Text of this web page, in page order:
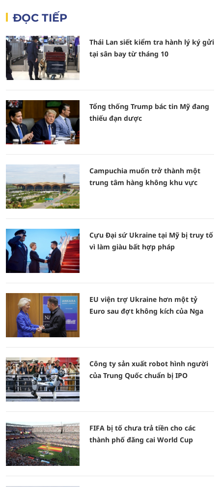
ĐỌC TIẾP
Thái Lan siết kiểm tra hành lý ký gửi
tại sân bay từ tháng 10
Tổng thống Trump bác tin Mỹ đang
thiếu đạn dược
Campuchia muốn trở thành một
trung tâm hàng không khu vực
Cựu Đại sứ Ukraine tại Mỹ bị truy tố
vì làm giàu bất hợp pháp
EU viện trợ Ukraine hơn một tỷ
Euro sau đợt không kích của Nga
Công ty sản xuất robot hình người
của Trung Quốc chuẩn bị IPO
FIFA bị tố chưa trả tiền cho các
thành phố đăng cai World Cup